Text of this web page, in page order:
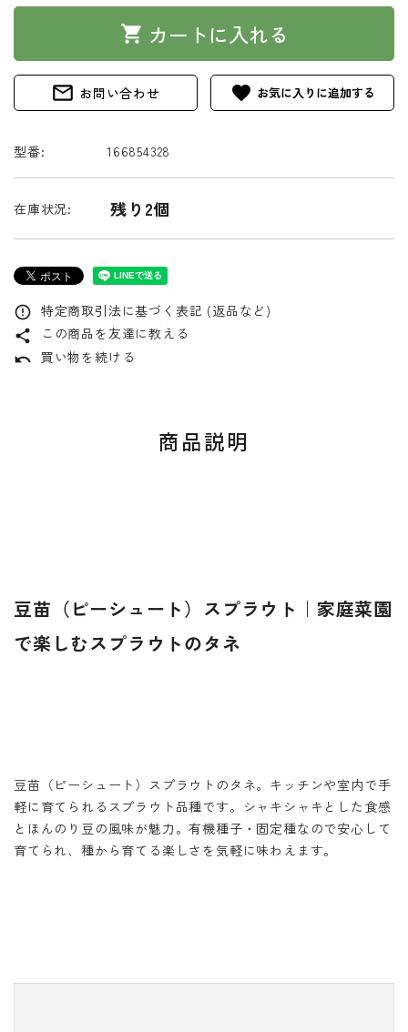
shopping_cart カートに入れる
mail_outline お問い合わせ favorite
型番: 166854328
在庫状況: 残り2個
error_outline 特定商取引法に基づく表記 (返品など)
share
この商品を友達に教える
undo 買い物を続ける
商品説明
豆苗（ピーシュート）スプラウト｜家庭菜園
で楽しむスプラウトのタネ
豆苗（ピーシュート）スプラウトのタネ。キッチンや室内で手
軽に育てられるスプラウト品種です。シャキシャキとした食感
とほんのり豆の風味が魅力。有機種子・固定種なので安心して
育てられ、種から育てる楽しさを気軽に味わえます。